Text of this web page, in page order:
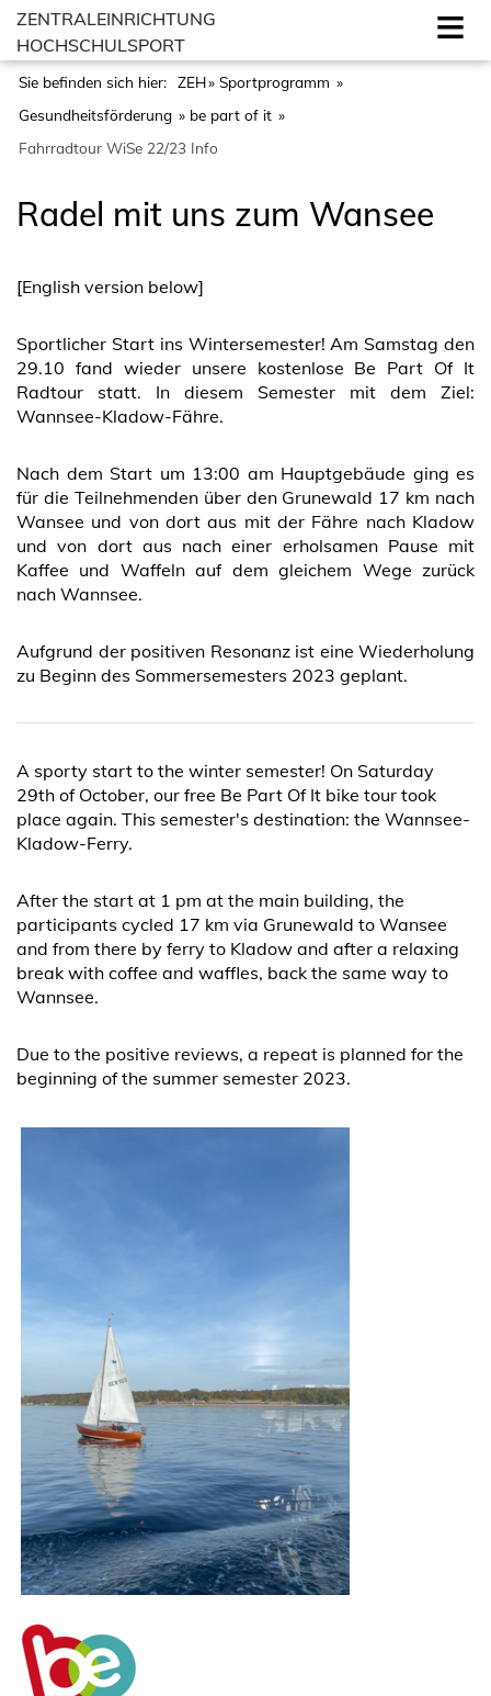
ZENTRALEINRICHTUNG
HOCHSCHULSPORT
Sie befinden sich hier: ZEH
Sportprogramm
Gesundheitsförderung
be part of it
Fahrradtour WiSe 22/23 Info
Radel mit uns zum Wansee
[English version below]
Sportlicher Start ins Wintersemester! Am Samstag den
29.10 fand wieder unsere kostenlose Be Part Of It
Radtour statt. In diesem Semester mit dem Ziel:
Wannsee-Kladow-Fähre.
Nach dem Start um 13:00 am Hauptgebäude ging es
für die Teilnehmenden über den Grunewald 17 km nach
Wansee und von dort aus mit der Fähre nach Kladow
und von dort aus nach einer erholsamen Pause mit
Kaffee und Waffeln auf dem gleichem Wege zurück
nach Wannsee.
Aufgrund der positiven Resonanz ist eine Wiederholung
zu Beginn des Sommersemesters 2023 geplant.
A sporty start to the winter semester! On Saturday
29th of October, our free Be Part Of It bike tour took
place again. This semester's destination: the Wannsee-
Kladow-Ferry.
After the start at 1 pm at the main building, the
participants cycled 17 km via Grunewald to Wansee
and from there by ferry to Kladow and after a relaxing
break with coffee and waffles, back the same way to
Wannsee.
Due to the positive reviews, a repeat is planned for the
beginning of the summer semester 2023.